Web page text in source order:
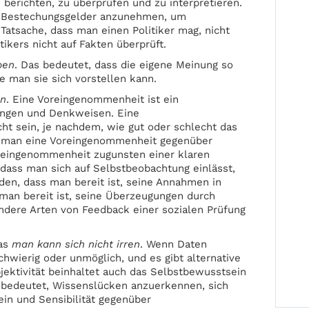
zu überprüfen und zu interpretieren.
anzunehmen, um
dass man einen Politiker mag, nicht
nicht auf Fakten überprüft.
. Das bedeutet, dass die eigene Meinung so
man sie sich vorstellen kann.
. Eine Voreingenommenheit ist ein
und Denkweisen. Eine
sein, je nachdem, wie gut oder schlecht das
eine Voreingenommenheit gegenüber
zugunsten einer klaren
man sich auf Selbstbeobachtung einlässt,
dass man bereit ist, seine Annahmen in
bereit ist, seine Überzeugungen durch
Arten von Feedback einer sozialen Prüfung
man kann sich nicht irren. Wenn Daten
oder unmöglich, und es gibt alternative
beinhaltet auch das Selbstbewusstsein
Wissenslücken anzuerkennen, sich
und Sensibilität gegenüber